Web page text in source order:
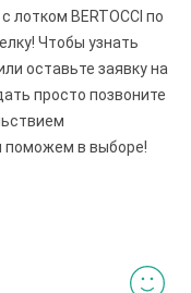
лотком BERTOCCI по
Чтобы узнать
оставьте заявку на
просто позвоните
поможем в выборе!